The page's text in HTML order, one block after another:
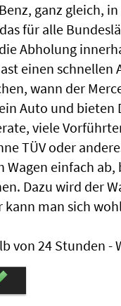
ganz gleich,
für alle
Abholung
einen
wann der
Auto und bieten
viele
TÜV oder
einfach ab,
Dazu wird der
man sich
von 24 Stunden -